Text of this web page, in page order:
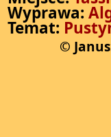
Wyprawa:
Temat:
©